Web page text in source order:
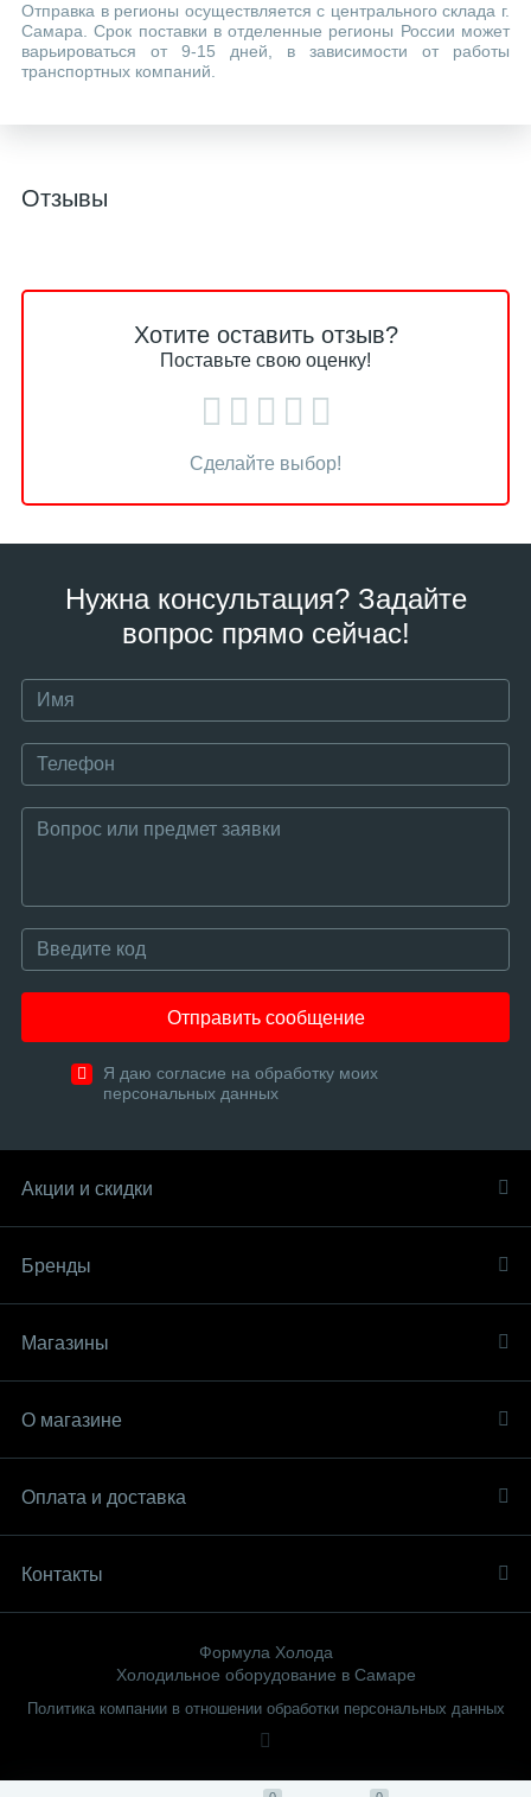
Отправка в регионы осуществляется с центрального склада г.
Самара. Срок поставки в отделенные регионы России может
варьироваться от 9-15 дней, в зависимости от работы
транспортных компаний.
Отзывы
Хотите оставить отзыв?
Поставьте свою оценку!
Сделайте выбор!
Нужна консультация? Задайте
вопрос прямо сейчас!
Отправить сообщение
Я даю согласие на обработку моих
персональных данных
Акции и скидки
Бренды
Магазины
О магазине
Оплата и доставка
Контакты
Формула Холода
Холодильное оборудование в Самаре
Политика компании в отношении обработки персональных данных